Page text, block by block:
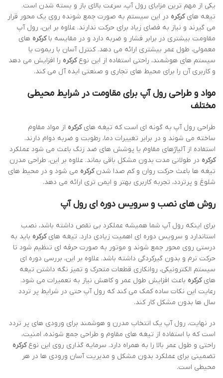
یکی از مهم ترین مزایای رول آپ، سرعت بالای باز و بسته شدن است.
تیغه هایکرکره در این سیستم به صورت جمع شونده روی یک محور قرار
می گیرند و نیاز به فضای زیاد برای حرکت ندارند. علاوه بر این، رول آپ
مقاومت بیشتری در برابر فشار و ضربه دارد و در مقایسه باکرکره های
معمولی، طول عمر بیشتری ارائه می دهد. کنترل آسان با ریموت یا
سیستم های هوشمند، راحتی استفاده از این نوعکرکره را افزایش می دهد
و کاربری آن را برای محیط های تجاری و صنعتی ایده آل می کند.
مواد و طراحی رول آپ برای مقاومت در شرایط محیطی
مختلف
طراحی رول آپ به گونه ای است که تیغه هایکرکره از مواد مقاوم
ساخته می شوند و در برابر تغییرات دما، رطوبت و ضربه دوام دارند.
استفاده از آلیاژهای مقاوم یا پوشش های ضد زنگ باعث می شود عملکرد
کرکره در طولانی مدت بدون مشکل باقی بماند. علاوه بر این، طراحی مدرن
تیغه ها باعث حرکت روان و کم صدا شدنکرکره می شود و در محیط های
شلوغ و پرتردد، تجربه کاربری بهتر و ایمن تری ارائه می دهد.
روش های نصب و سرویس دوره ای رول آپ
برای اینکه رول آپ شما همیشه عملکرد بی نقص داشته باشد، نصب
استاندارد و سرویس دوره ای اهمیت زیادی دارد. تیغه هایکرکره باید به
درستی روی محور جمع شوند و موتور به صورت حرفه ای تنظیم شود تا
حرکت نرم و بدون گیرکردگی داشته باشد. علاوه بر این، بررسی دوره ای
سیستم الکترونیکی، روانکاری قطعات متحرک و تمیز نگه داشتن تیغه
هایکرکره باعث افزایش طول عمر و کاهش نیاز به تعمیرات می شود.
رعایت این نکات ساده کمک می کند که رول آپ حتی در شرایط پر تردد
سال ها بدون مشکل کار کند.
در نهایت، رول آپ یک انتخاب مدرن و هوشمند برای ورودی های پر تردد
است که با استفاده از تیغه های مقاوم و طراحی جمع شونده، امنیت،
راحتی و طول عمر بالا را به همراه دارد. سرمایه گذاری روی این نوعکرکره
تضمینی برای عملکرد بدون مشکل و مدیریت آسان ورودی ها در هر
محیطی است.